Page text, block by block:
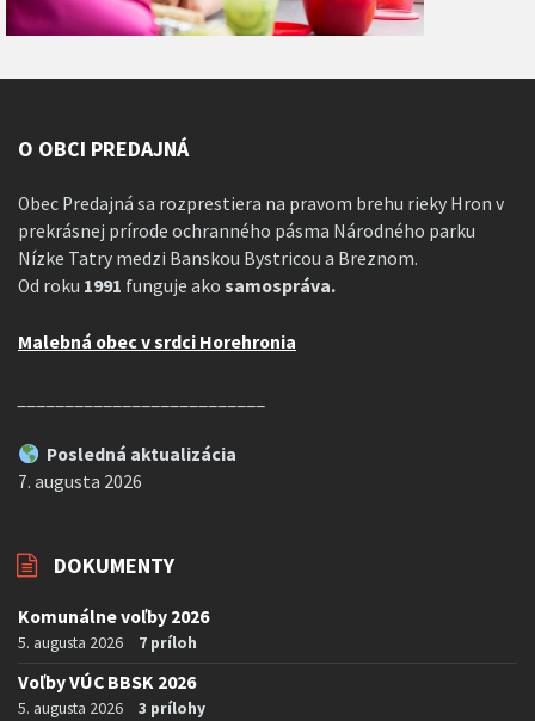
O OBCI PREDAJNÁ
Obec Predajná sa rozprestiera na pravom brehu rieky Hron v
prekrásnej prírode ochranného pásma Národného parku
Nízke Tatry medzi Banskou Bystricou a Breznom.
Od roku 1991 funguje ako samospráva.
Malebná obec v srdci Horehronia
Posledná aktualizácia
7. augusta 2026
DOKUMENTY
Komunálne voľby 2026
5. augusta 2026 7 príloh
Voľby VÚC BBSK 2026
5. augusta 2026 3 prílohy